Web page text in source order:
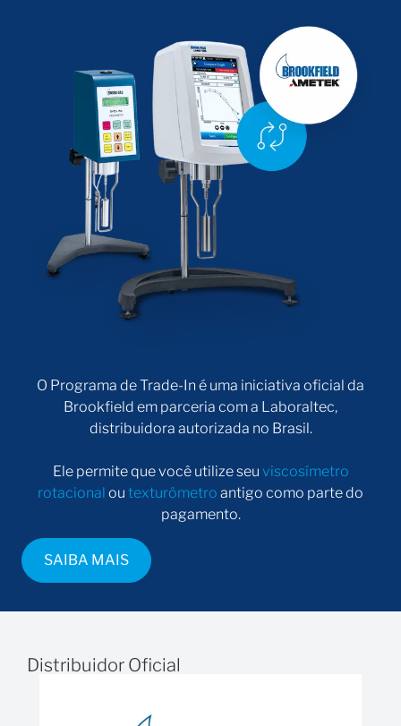
O Programa de Trade-In é uma iniciativa oficial da
Brookfield em parceria com a Laboraltec,
distribuidora autorizada no Brasil.
Ele permite que você utilize seu viscosímetro
rotacional ou texturômetro antigo como parte do
pagamento.
SAIBA MAIS
Distribuidor Oficial